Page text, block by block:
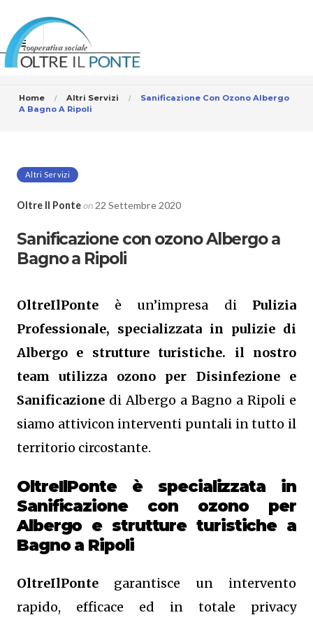
Home Altri Servizi
Sanificazione Con Ozono Albergo
A Bagno A Ripoli
Altri Servizi
Oltre Il Ponteon22 Settembre 2020
Sanificazione con ozono Albergo a
Bagno a Ripoli
OltreIlPonte è un’impresa di Pulizia
Professionale, specializzata in pulizie di
Albergo e strutture turistiche. il nostro
team utilizza ozono per Disinfezione e
Sanificazione di Albergo a Bagno a Ripoli e
siamo attivicon interventi puntali in tutto il
territorio circostante.
OltreIlPonte è specializzata in
Sanificazione con ozono per
Albergo e strutture turistiche a
Bagno a Ripoli
OltreIlPonte garantisce un intervento
rapido, efficace ed in totale privacy